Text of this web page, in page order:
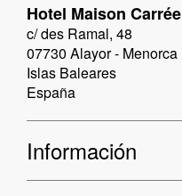
Hotel Maison Carrée
c/ des Ramal, 48
07730 Alayor - Menorca
Islas Baleares
España
Información